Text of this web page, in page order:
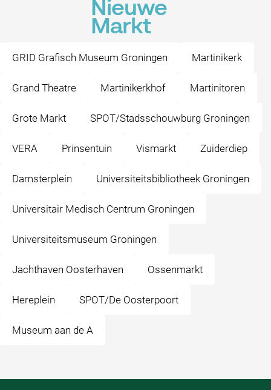
Nieuwe
Markt
GRID Grafisch Museum Groningen Martinikerk
Grand Theatre Martinikerkhof Martinitoren
Grote Markt SPOT/Stadsschouwburg Groningen
VERA Prinsentuin Vismarkt Zuiderdiep
Damsterplein Universiteitsbibliotheek Groningen
Universitair Medisch Centrum Groningen
Universiteitsmuseum Groningen
Jachthaven Oosterhaven Ossenmarkt
Hereplein SPOT/De Oosterpoort
Museum aan de A